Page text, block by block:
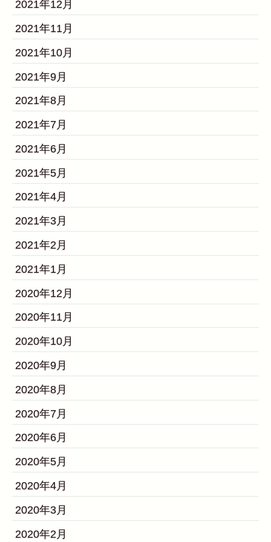
2021年12月
2021年11月
2021年10月
2021年9月
2021年8月
2021年7月
2021年6月
2021年5月
2021年4月
2021年3月
2021年2月
2021年1月
2020年12月
2020年11月
2020年10月
2020年9月
2020年8月
2020年7月
2020年6月
2020年5月
2020年4月
2020年3月
2020年2月